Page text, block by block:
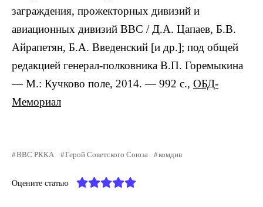
заграждения, прожекторных дивизий и
авиационных дивизий ВВС / Д.А. Цапаев, Б.В.
Айрапетян, Б.А. Введенский [и др.]; под общей
редакцией генерал-полковника В.П. Горемыкина
— М.: Кучково поле, 2014. — 992 с., ОБД-
Мемориал
ВВС РККА Герой Советского Союза комдив
Оцените статью